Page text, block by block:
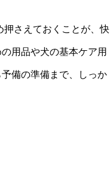
押さえておくことが、快
用品や犬の基本ケア用
備の準備まで、しっか